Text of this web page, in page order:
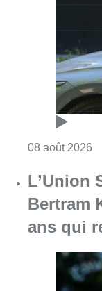
08 août 2026
L’Union
Bertram
ans qui